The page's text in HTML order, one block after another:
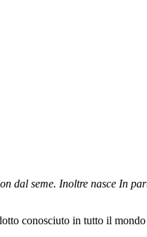
dal seme. Inoltre nasce In
conosciuto in tutto il